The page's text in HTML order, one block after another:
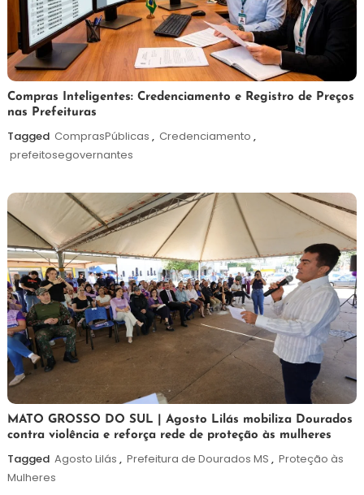
6
de
agosto
de
Redação
Compras Inteligentes: Credenciamento e Registro de Preços
nas Prefeituras
Tagged ComprasPúblicas , Credenciamento ,
prefeitosegovernantes
5
de
agosto
de
Maurilio
MATO GROSSO DO SUL | Agosto Lilás mobiliza Dourados
contra violência e reforça rede de proteção às mulheres
Tagged Agosto Lilás , Prefeitura de Dourados MS , Proteção às
Mulheres